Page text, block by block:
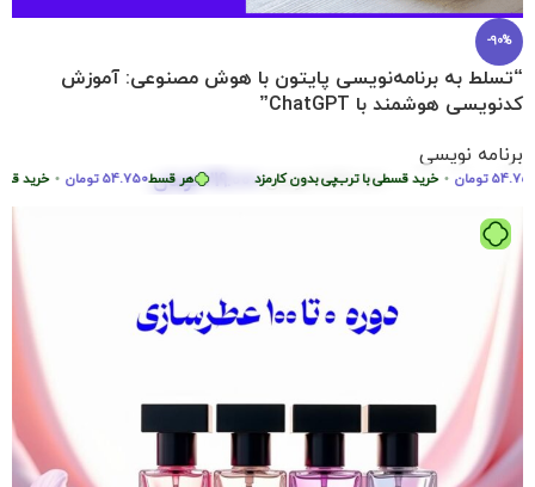
هر قسط54.750تومان • خرید قسطی تومان • خرید قسطی با ترب‌پی بدون کارمزد
-90%
“تسلط به برنامه‌نویسی پایتون با هوش مصنوعی: آموزش
کدنویسی هوشمند با ChatGPT”
برنامه نویسی
2.290.000 تومان 219.000 تومان